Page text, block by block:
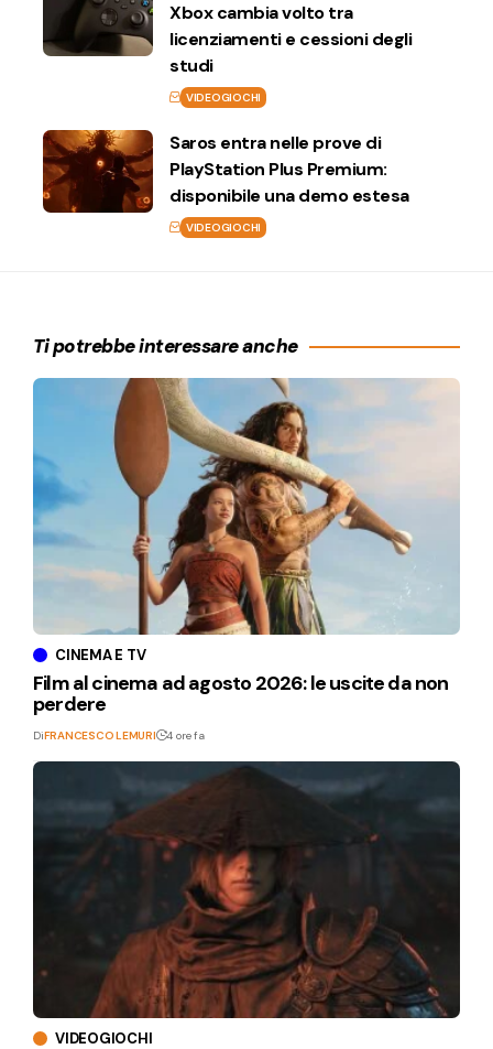
Xbox cambia volto tra
licenziamenti e cessioni degli
studi
VIDEOGIOCHI
Saros entra nelle prove di
PlayStation Plus Premium:
disponibile una demo estesa
VIDEOGIOCHI
Ti potrebbe interessare anche
CINEMA E TV
Film al cinema ad agosto 2026: le uscite da non
perdere
DiFRANCESCO LEMURI 4 ore fa
VIDEOGIOCHI